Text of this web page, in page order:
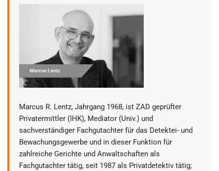
Marcus R. Lentz, Jahrgang 1968, ist ZAD geprüfter
Privatermittler (IHK), Mediator (Univ.) und
sachverständiger Fachgutachter für das Detektei- und
Bewachungsgewerbe und in dieser Funktion für
zahlreiche Gerichte und Anwaltschaften als
Fachgutachter tätig, seit 1987 als Privatdetektiv tätig;